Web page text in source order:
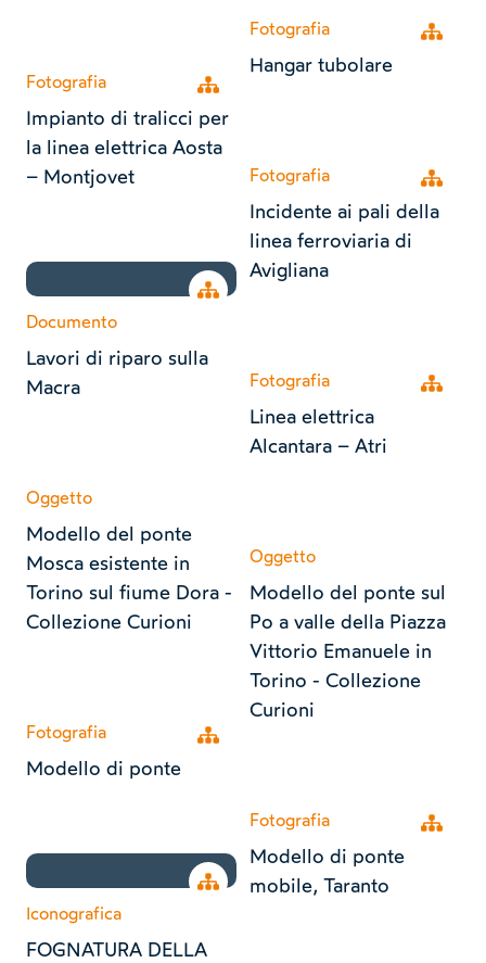
Open tree
Fotografia
Impianto di tralicci per
la linea elettrica Aosta
– Montjovet
Open tree
Documento
Lavori di riparo sulla
Macra
Oggetto
Modello del ponte
Mosca esistente in
Torino sul fiume Dora -
Collezione Curioni
Open tree
Fotografia
Modello di ponte
Open tree
Iconografica
FOGNATURA DELLA
Open
Fotografia
Hangar tubolare
Open
Fotografia
Incidente ai pali della
linea ferroviaria di
Avigliana
Open
Fotografia
Linea elettrica
Alcantara – Atri
Oggetto
Modello del ponte sul
Po a valle della Piazza
Vittorio Emanuele in
Torino - Collezione
Curioni
Open
Fotografia
Modello di ponte
mobile, Taranto